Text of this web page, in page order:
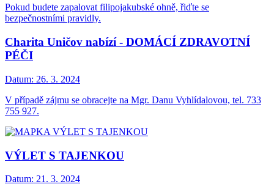
Pokud budete zapalovat filipojakubské ohně, řiďte se
bezpečnostními pravidly.
Charita Uničov nabízí - DOMÁCÍ ZDRAVOTNÍ
PÉČI
Datum: 26. 3. 2024
V případě zájmu se obracejte na Mgr. Danu Vyhlídalovou, tel. 733
755 927.
VÝLET S TAJENKOU
Datum: 21. 3. 2024